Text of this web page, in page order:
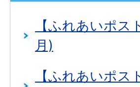
【ふれあいポ
月)
【ふれあいポ